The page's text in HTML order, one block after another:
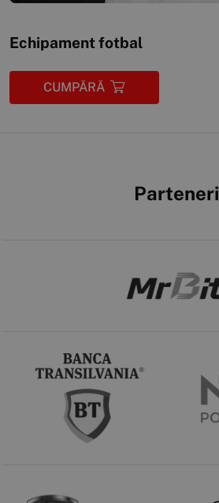
Echipament fotbal
CUMPĂRĂ
Parteneri